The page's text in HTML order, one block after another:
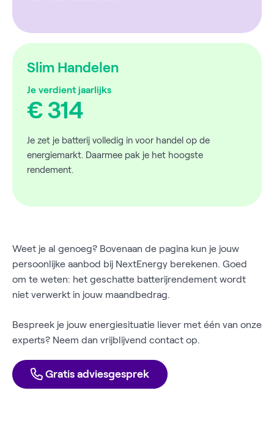
Slim Handelen
Je verdient jaarlijks
€ 314
Je zet je batterij volledig in voor handel op de
energiemarkt. Daarmee pak je het hoogste
rendement.
Weet je al genoeg? Bovenaan de pagina kun je jouw
persoonlijke aanbod bij NextEnergy berekenen. Goed
om te weten: het geschatte batterijrendement wordt
niet verwerkt in jouw maandbedrag.
Bespreek je jouw energiesituatie liever met één van onze
experts? Neem dan vrijblijvend contact op.
Gratis adviesgesprek